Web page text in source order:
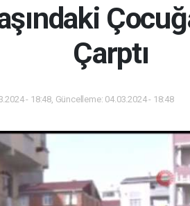
Çarptı
- 18:48, Güncelleme: 04.03.2024 - 18:48